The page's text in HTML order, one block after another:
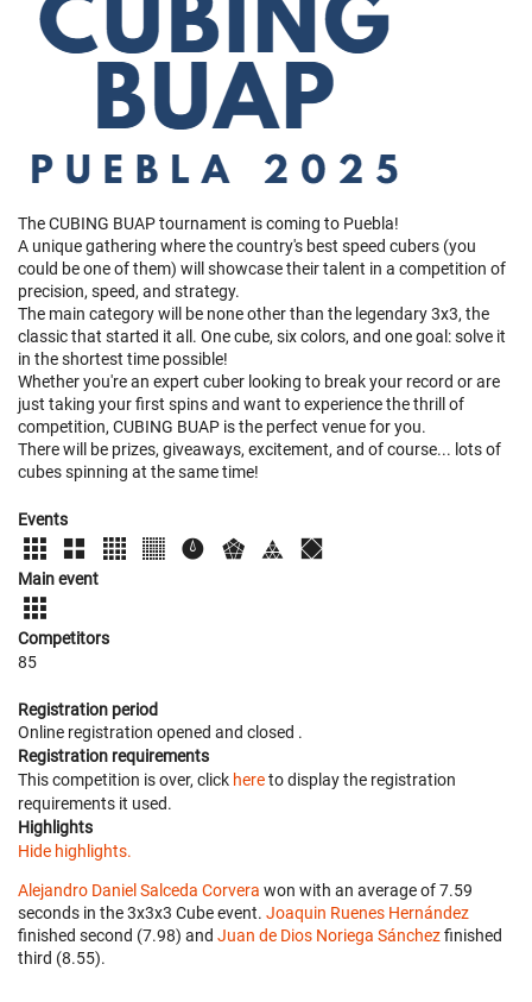
The CUBING BUAP tournament is coming to Puebla!
A unique gathering where the country's best speed cubers (you
could be one of them) will showcase their talent in a competition of
precision, speed, and strategy.
The main category will be none other than the legendary 3x3, the
classic that started it all. One cube, six colors, and one goal: solve it
in the shortest time possible!
Whether you're an expert cuber looking to break your record or are
just taking your first spins and want to experience the thrill of
competition, CUBING BUAP is the perfect venue for you.
There will be prizes, giveaways, excitement, and of course... lots of
cubes spinning at the same time!
Events
Main event
Competitors
85
Registration period
Online registration opened and closed .
Registration requirements
This competition is over, click hereto display the registration
requirements it used.
Highlights
Hide highlights.
Alejandro Daniel Salceda Corvera won with an average of 7.59
seconds in the 3x3x3 Cube event. Joaquin Ruenes Hernández
finished second (7.98) and Juan de Dios Noriega Sánchezfinished
third (8.55).